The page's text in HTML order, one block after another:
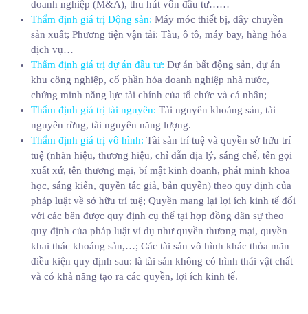
doanh nghiệp (M&A), thu hút vốn đầu tư……
Thẩm định giá trị Động sản: Máy móc thiết bị, dây chuyền
sản xuất; Phương tiện vận tải: Tàu, ô tô, máy bay, hàng hóa
dịch vụ…
Thẩm định giá trị dự án đầu tư: Dự án bất động sản, dự án
khu công nghiệp, cổ phần hóa doanh nghiệp nhà nước,
chứng minh năng lực tài chính của tổ chức và cá nhân;
Thẩm định giá trị tài nguyên: Tài nguyên khoáng sản, tài
nguyên rừng, tài nguyên năng lượng.
Thẩm định giá trị vô hình: Tài sản trí tuệ và quyền sở hữu trí
tuệ (nhãn hiệu, thương hiệu, chỉ dẫn địa lý, sáng chế, tên gọi
xuất xứ, tên thương mại, bí mật kinh doanh, phát minh khoa
học, sáng kiến, quyền tác giả, bản quyền) theo quy định của
pháp luật về sở hữu trí tuệ; Quyền mang lại lợi ích kinh tế đối
với các bên được quy định cụ thể tại hợp đồng dân sự theo
quy định của pháp luật ví dụ như quyền thương mại, quyền
khai thác khoáng sản,…; Các tài sản vô hình khác thỏa mãn
điều kiện quy định sau: là tài sản không có hình thái vật chất
và có khả năng tạo ra các quyền, lợi ích kinh tế.